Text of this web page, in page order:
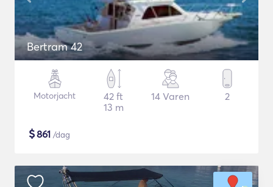
Bertram 42
Motorjacht
42 ft
13 m
14 Varen 2
$861 /dag